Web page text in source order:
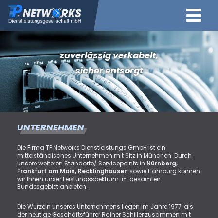
zuverlässig verkabelt,
sicher entsorgt
UNTERNEHMEN
Die Firma TP Networks Dienstleistungs GmbH ist ein
mittelständisches Unternehmen mit Sitz in München. Durch
unsere weiteren Standorte/ Servicepoints in Nürnberg,
Frankfurt am Main, Recklinghausen sowie Hamburg können
wir Ihnen unser Leistungsspektrum im gesamten
Bundesgebiet anbieten.
Die Wurzeln unseres Unternehmens liegen im Jahre 1977, als
der heutige Geschäftsführer Rainer Schiller zusammen mit